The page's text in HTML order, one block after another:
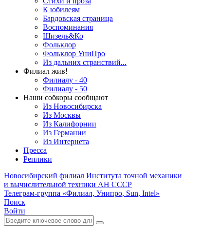
К юбилеям
Бардовская страница
Воспоминания
Шизель&Ко
Фольклор
Фольклор УниПро
Из дальних странствий...
Филиал жив!
Филиалу - 40
Филиалу - 50
Наши собкоры сообщают
Из Новосибирска
Из Москвы
Из Калифорнии
Из Германии
Из Интернета
Пресса
Реплики
Новосибирский филиал Института точной механики
и вычислительной техники АН СССР
Телеграм-группа «Филиал, Унипро, Sun, Intel»
Поиск
Войти